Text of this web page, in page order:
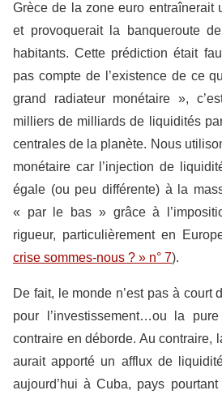
Grèce de la zone euro entraînerait
et provoquerait la banqueroute
habitants. Cette prédiction était
pas compte de l’existence de ce
grand radiateur monétaire »,
milliers de milliards de liquidités
centrales de la planète. Nous
monétaire car l’injection de
égale (ou peu différente) à la
« par le bas » grâce à
rigueur, particulièrement en
crise sommes-nous ? » n° 7).
De fait, le monde n’est pas à court
pour l’investissement…ou la
contraire en déborde. Au contraire,
aurait apporté un afflux de
aujourd’hui à Cuba, pays